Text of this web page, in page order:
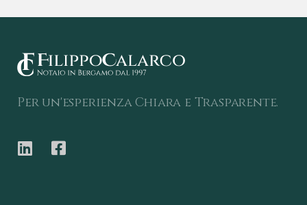
Per un'esperienza Chiara e Trasparente.